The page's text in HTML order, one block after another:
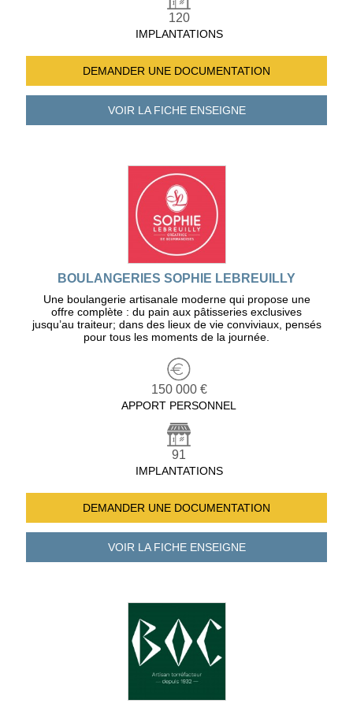
120
IMPLANTATIONS
DEMANDER UNE DOCUMENTATION
VOIR LA FICHEENSEIGNE
BOULANGERIES SOPHIE LEBREUILLY
Une boulangerie artisanale moderne qui propose une
offre complète : du pain aux pâtisseries exclusives
jusqu’au traiteur; dans des lieux de vie conviviaux, pensés
pour tous les moments de la journée.
150 000 €
APPORT PERSONNEL
91
IMPLANTATIONS
DEMANDER UNE DOCUMENTATION
VOIR LA FICHEENSEIGNE